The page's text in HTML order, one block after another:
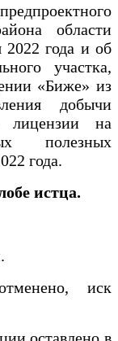
области
года и об
участка,
«Биже» из
добычи
лицензии на
полезных
года.
истца.
иск